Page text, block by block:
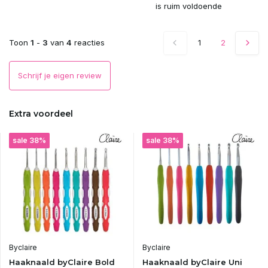
Uitverkocht
Uitverkocht
Uitverkocht
Uitverkocht
is ruim voldoende
Toon 1 - 3 van 4 reacties 1 2
Schrijf je eigen review
Extra voordeel
sale 38%
Byclaire
Haaknaald byClaire Bold
sale 38%
Byclaire
Haaknaald byClaire Uni